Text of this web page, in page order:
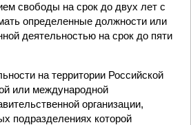
свободы на срок до двух лет с
определенные должности или
деятельностью на срок до пяти
на территории Российской
или международной
организации,
подразделениях которой